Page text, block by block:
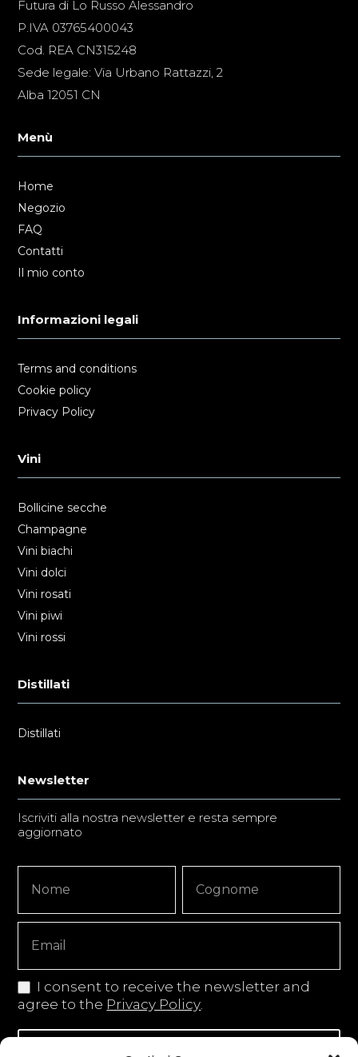
Futura di Lo Russo Alessandro
P.IVA 03765400043
Cod. REA CN315248
Sede legale: Via Urbano Rattazzi, 2
Alba 12051 CN
Menù
Home
Negozio
FAQ
Contatti
Il mio conto
Informazioni legali
Terms and conditions
Cookie policy
Privacy Policy
Vini
Bollicine secche
Champagne
Vini biachi
Vini dolci
Vini rosati
Vini piwi
Vini rossi
Distillati
Distillati
Newsletter
Iscriviti alla nostra newsletter e resta sempre
aggiornato
Signup
Copy
I consent to receive the newsletter and
agree to the Privacy Policy
Iscriviti alla newsletter